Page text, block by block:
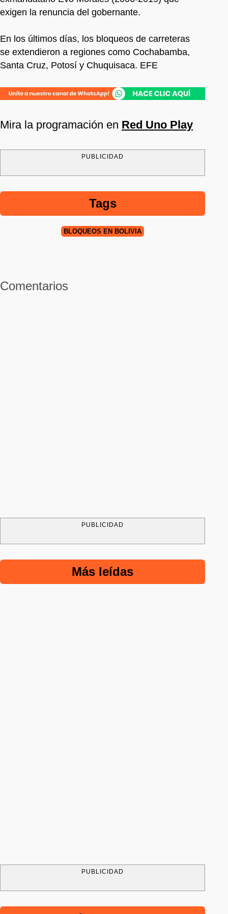
exigen la renuncia del gobernante.
En los últimos días, los bloqueos de carreteras
se extendieron a regiones como Cochabamba,
Santa Cruz, Potosí y Chuquisaca. EFE
Mira la programación en Red Uno Play
PUBLICIDAD
Tags
BLOQUEOS EN BOLIVIA
Comentarios
PUBLICIDAD
Más leídas
PUBLICIDAD